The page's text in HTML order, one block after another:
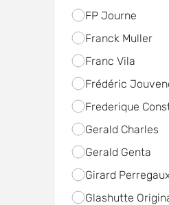
FP Journe
Franck Muller
Franc Vila
Frédéric
Frederique
Gerald Charles
Gerald Genta
Girard
Glashutte